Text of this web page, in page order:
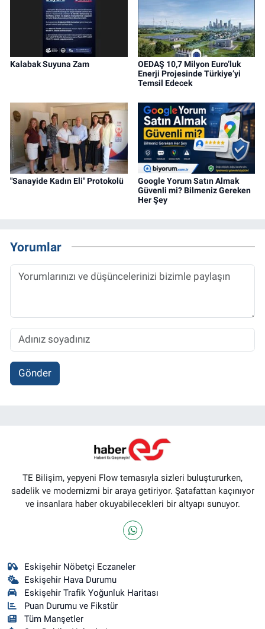
Kalabak Suyuna Zam
OEDAŞ 10,7 Milyon Euro’luk
Enerji Projesinde Türkiye’yi
Temsil Edecek
"Sanayide Kadın Eli" Protokolü
Google Yorum Satın Almak
Güvenli mi? Bilmeniz Gereken
Her Şey
Yorumlar
Gönder
TE Bilişim, yepyeni Flow temasıyla sizleri buluştururken,
sadelik ve modernizmi bir araya getiriyor. Şatafattan kaçınıyor
ve insanlara haber okuyabilecekleri bir altyapı sunuyor.
Eskişehir Nöbetçi Eczaneler
Eskişehir Hava Durumu
Eskişehir Trafik Yoğunluk Haritası
Puan Durumu ve Fikstür
Tüm Manşetler